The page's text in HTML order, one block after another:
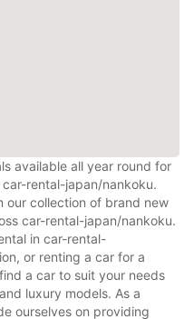
available all year round for
rental-japan/nankoku.
our collection of brand new
car-rental-japan/nankoku.
in car-rental-
or renting a car for a
a car to suit your needs
luxury models. As a
ourselves on providing